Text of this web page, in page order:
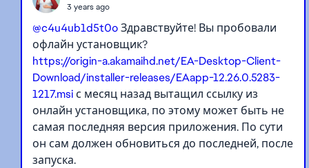
3 years ago
@c4u4ub1d5t0oЗдравствуйте! Вы пробовали
офлайн установщик?
https://origin-a.akamaihd.net/EA-Desktop-Client-
Download/installer-releases/EAapp-12.26.0.5283-
1217.msiс месяц назад вытащил ссылку из
онлайн установщика, по этому может быть не
самая последняя версия приложения. По сути
он сам должен обновиться до последней, после
запуска.